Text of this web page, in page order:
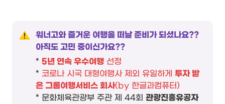
워너고와 즐거운 여행을 떠날 준비가 되셨나요??
아직도 고민 중이신가요??
* 5년 연속 우수여행 선정
* 코로나 시국 대형여행사 제외 유일하게 투자 받
은 그룹여행서비스 회사(by 한글과컴퓨터)
* 문화체육관광부 주관 제 44회 관광진흥유공자